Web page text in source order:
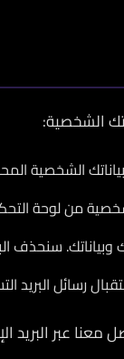
الشخصية:
الشخصية
من لوحة
سنحذف البيانات خلال
رسائل البريد
عبر البريد